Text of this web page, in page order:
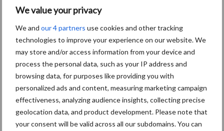
We value your privacy
We and our 4 partners use cookies and other tracking
technologies to improve your experience on our website. We
may store and/or access information from your device and
process the personal data, such as your IP address and
browsing data, for purposes like providing you with
personalized ads and content, measuring marketing campaign
effectiveness, analyzing audience insights, collecting precise
geolocation data, and product development. Please note that
your consent will be valid across all our subdomains. You can
Primaire
Sidebar
Recent nieuws Partner nieuws
6 aug
Toon meer